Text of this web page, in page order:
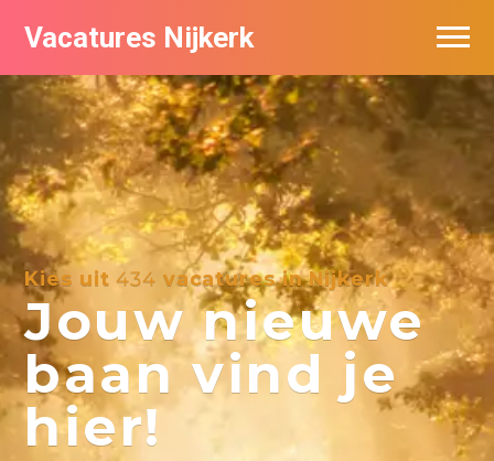
Vacatures Nijkerk
Kies uit 434 vacatures in Nijkerk
Jouw nieuwe
baan vind je
hier!